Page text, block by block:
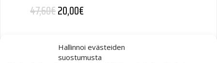
Hallinnoi evästeiden
suostumusta
47,60€Alkuperäinen hinta oli: 47,60€.
20,00€